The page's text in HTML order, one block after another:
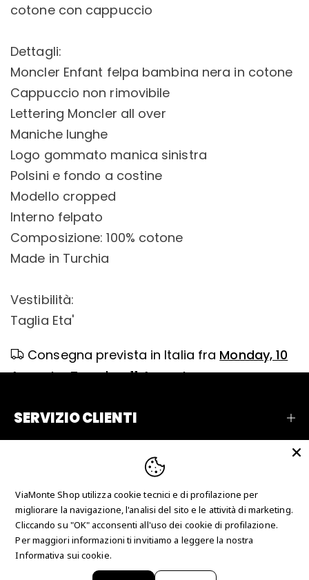
cotone con cappuccio
Dettagli:
Moncler Enfant felpa bambina nera in cotone
Cappuccio non rimovibile
Lettering Moncler all over
Maniche lunghe
Logo gommato manica sinistra
Polsini e fondo a costine
Modello cropped
Interno felpato
Composizione: 100% cotone
Made in Turchia
Vestibilità:
Taglia Eta'
Consegna prevista in Italia fra Monday, 10
AugusteTuesday, 11 August
SERVIZIO CLIENTI
CONTATTI
Copyright © 2026 Just Collection Man srl - P.IVA
IT03625700780 - N° REA CS-247666
ViaMonte Shop utilizza cookie tecnici e di profilazione per
migliorare la navigazione, l'analisi del sito e le attività di marketing.
Cliccando su "OK" acconsenti all'uso dei cookie di profilazione.
Per maggiori informazioni ti invitiamo a leggere la nostra
Informativa sui cookie.